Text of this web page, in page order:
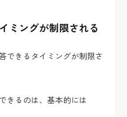
ミングが制限される
できるタイミングが制限さ
きるのは、基本的には